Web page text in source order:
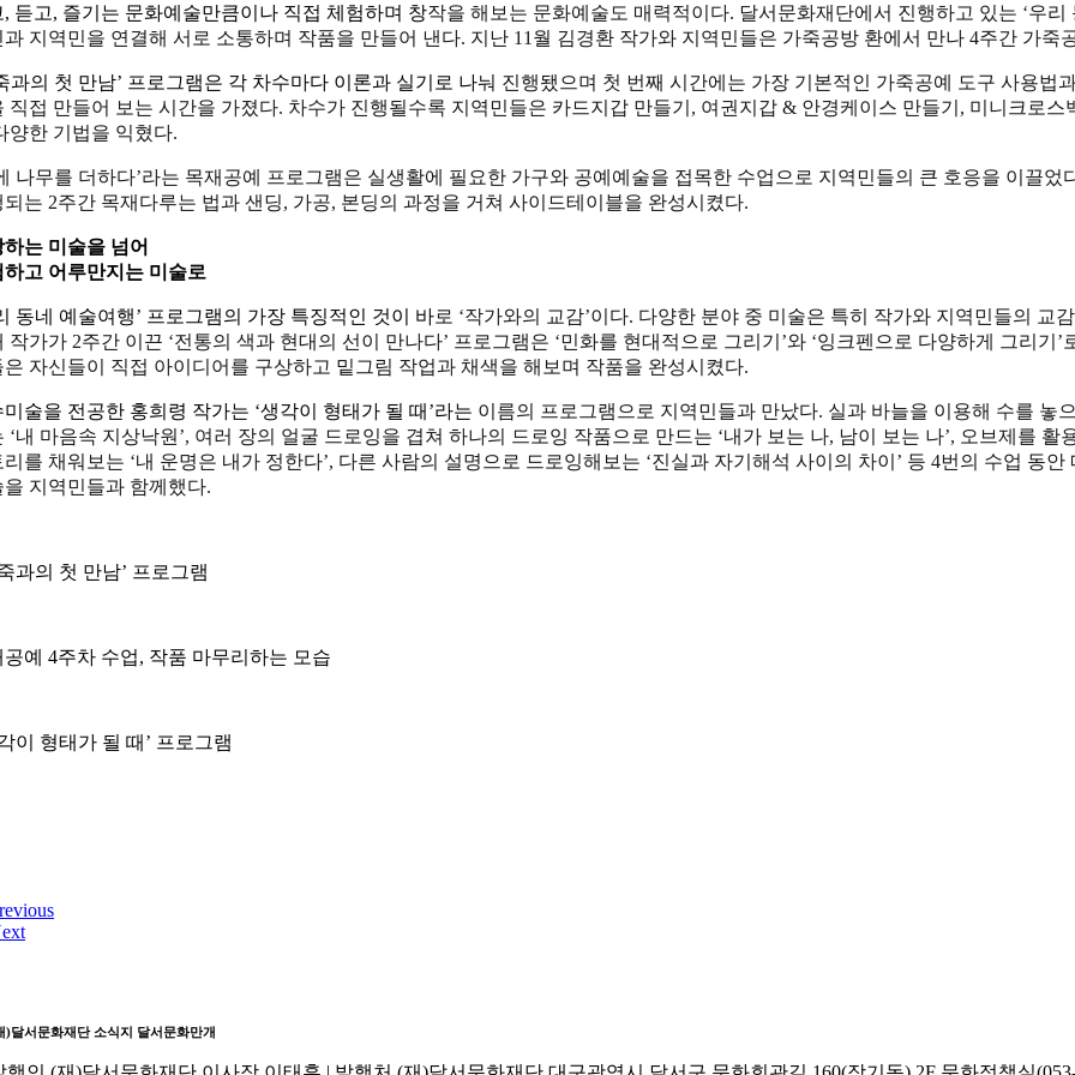
, 듣고, 즐기는 문화예술만큼이나 직접 체험하며 창작을 해보는 문화예술도 매력적이다. 달서문화재단에서 진행하고 있는 ‘우리
지역민을 연결해 서로 소통하며 작품을 만들어 낸다. 지난 11월 김경환 작가와 지역민들은 가죽공방 환에서 만나 4주간 가죽
과의 첫 만남’ 프로그램은 각 차수마다 이론과 실기로 나눠 진행됐으며 첫 번째 시간에는 가장 기본적인 가죽공예 도구 사용법
직접 만들어 보는 시간을 가졌다. 차수가 진행될수록 지역민들은 카드지갑 만들기, 여권지갑 & 안경케이스 만들기, 미니크로스
양한 기법을 익혔다.
나무를 더하다’라는 목재공예 프로그램은 실생활에 필요한 가구와 공예예술을 접목한 수업으로 지역민들의 큰 호응을 이끌었
는 2주간 목재 다루는 법과 샌딩, 가공, 본딩의 과정을 거쳐 사이드테이블을 완성시켰다.
는 미술을 넘어
하고 어루만지는 미술로
동네 예술여행’ 프로그램의 가장 특징적인 것이 바로 ‘작가와의 교감’이다. 다양한 분야 중 미술은 특히 작가와 지역민들의 교
작가가 2주간 이끈 ‘전통의 색과 현대의 선이 만나다’ 프로그램은 ‘민화를 현대적으로 그리기’와 ‘잉크펜으로 다양하게 그리기’
은 자신들이 직접 아이디어를 구상하고 밑그림 작업과 채색을 해보며 작품을 완성시켰다.
술을 전공한 홍희령 작가는 ‘생각이 형태가 될 때’라는 이름의 프로그램으로 지역민들과 만났다. 실과 바늘을 이용해 수를 놓
‘내 마음속 지상낙원’, 여러 장의 얼굴 드로잉을 겹쳐 하나의 드로잉 작품으로 만드는 ‘내가 보는 나, 남이 보는 나’, 오브제를 활
를 채워보는 ‘내 운명은 내가 정한다’, 다른 사람의 설명으로 드로잉해보는 ‘진실과 자기해석 사이의 차이’ 등 4번의 수업 동
을 지역민들과 함께했다.
과의 첫 만남’ 프로그램
공예 4주차 수업, 작품 마무리하는 모습
이 형태가 될 때’ 프로그램
)달서문화재단 소식지 달서문화만개